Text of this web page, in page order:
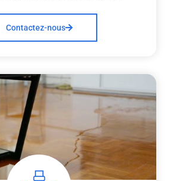
Contactez-nous